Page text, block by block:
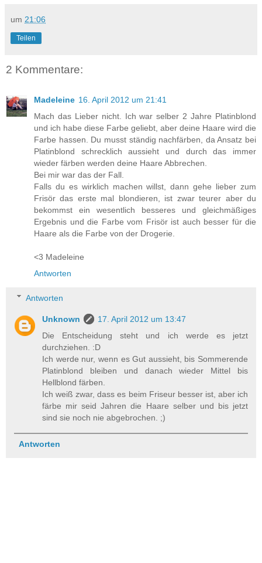
um 21:06
Teilen
2 Kommentare:
Madeleine 16. April 2012 um 21:41
Mach das Lieber nicht. Ich war selber 2 Jahre Platinblond
und ich habe diese Farbe geliebt, aber deine Haare wird die
Farbe hassen. Du musst ständig nachfärben, da Ansatz bei
Platinblond schrecklich aussieht und durch das immer
wieder färben werden deine Haare Abbrechen.
Bei mir war das der Fall.
Falls du es wirklich machen willst, dann gehe lieber zum
Frisör das erste mal blondieren, ist zwar teurer aber du
bekommst ein wesentlich besseres und gleichmäßiges
Ergebnis und die Farbe vom Frisör ist auch besser für die
Haare als die Farbe von der Drogerie.
<3 Madeleine
Antworten
Antworten
Unknown
17. April 2012 um 13:47
Die Entscheidung steht und ich werde es jetzt
durchziehen. :D
Ich werde nur, wenn es Gut aussieht, bis Sommerende
Platinblond bleiben und danach wieder Mittel bis
Hellblond färben.
Ich weiß zwar, dass es beim Friseur besser ist, aber ich
färbe mir seid Jahren die Haare selber und bis jetzt
sind sie noch nie abgebrochen. ;)
Antworten